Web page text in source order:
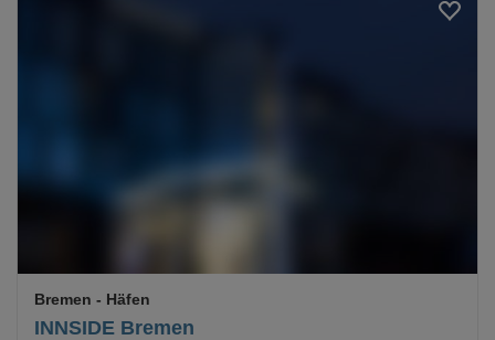
INNSIDE Bremen
Bremen - Häfen